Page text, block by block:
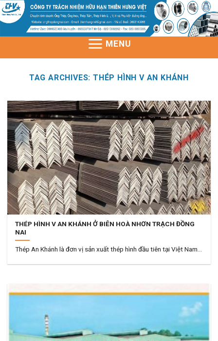
Skip
to
MENU
TAG ARCHIVES:THÉP HÌNH V AN KHÁNH
THÉP HÌNH V AN KHÁNH Ở BIÊN HOÀ NHƠN TRẠCH ĐỒNG
NAI
Thép An Khánh là đơn vị sản xuất thép hình đầu tiên tại Việt Nam...